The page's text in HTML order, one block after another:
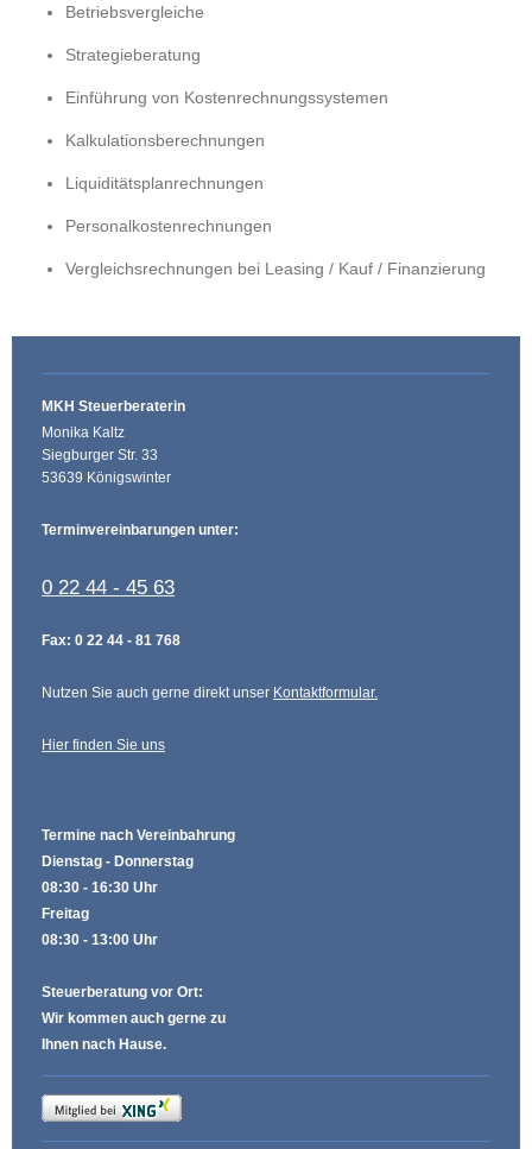
Betriebsvergleiche
Strategieberatung
Einführung von Kostenrechnungssystemen
Kalkulationsberechnungen
Liquiditätsplanrechnungen
Personalkostenrechnungen
Vergleichsrechnungen bei Leasing / Kauf / Finanzierung
MKH Steuerberaterin
Monika Kaltz
Siegburger Str. 33
53639 Königswinter
Terminvereinbarungen unter:
0 22 44 - 45 63
Fax: 0 22 44 - 81 768
Nutzen Sie auch gerne direkt unser Kontaktformular.
Hier finden Sie uns
Termine nach Vereinbahrung
Dienstag - Donnerstag
08:30 - 16:30 Uhr
Freitag
08:30 - 13:00 Uhr
Steuerberatung vor Ort:
Wir kommen auch gerne zu
Ihnen nach Hause.